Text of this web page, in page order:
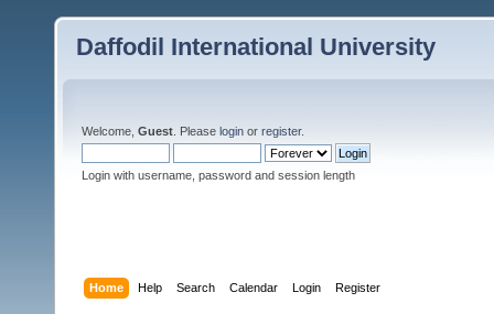
Daffodil International University
Welcome, Guest . Please login or register.
Login with username, password and session length
Home Help Search Calendar Login Register